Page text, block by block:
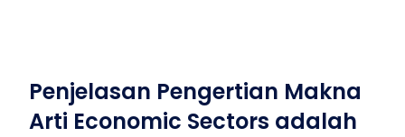
Penjelasan Pengertian Makna
Arti Economic Sectors adalah